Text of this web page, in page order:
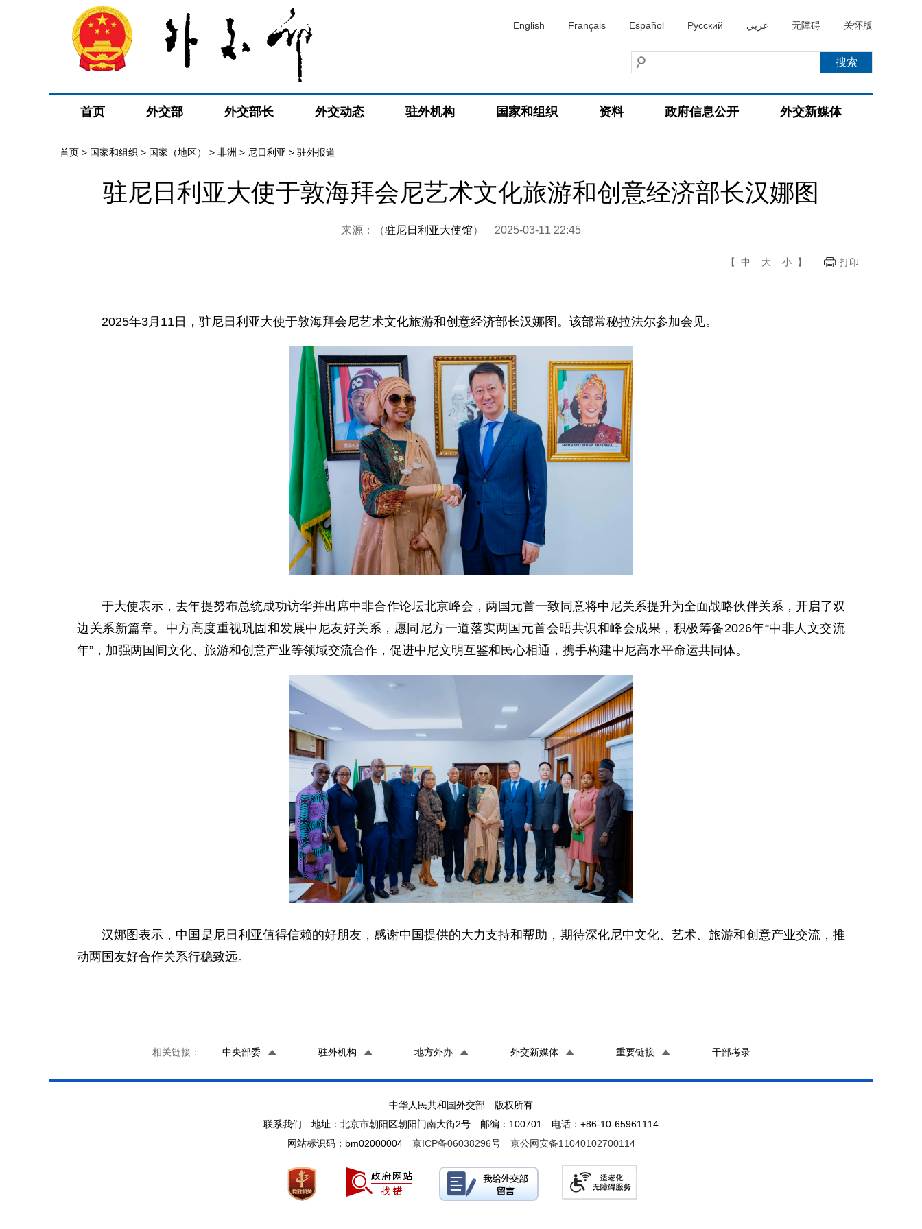
English Français Español Русский عربي 无障碍 关怀版
首页 外交部 外交部长 外交动态 驻外机构 国家和组织 资料 政府信息公开 外交新媒体
首页 > 国家和组织 > 国家（地区） > 非洲 > 尼日利亚 > 驻外报道
驻尼日利亚大使于敦海拜会尼艺术文化旅游和创意经济部长汉娜图
来源：（驻尼日利亚大使馆） 2025-03-11 22:45
【 中 大 小 】 打印
2025年3月11日，驻尼日利亚大使于敦海拜会尼艺术文化旅游和创意经济部长汉娜图。该部常秘拉法尔参加会见。
于大使表示，去年提努布总统成功访华并出席中非合作论坛北京峰会，两国元首一致同意将中尼关系提升为全面战略伙伴关系，开启了双
边关系新篇章。中方高度重视巩固和发展中尼友好关系，愿同尼方一道落实两国元首会晤共识和峰会成果，积极筹备2026年“中非人文交流
年”，加强两国间文化、旅游和创意产业等领域交流合作，促进中尼文明互鉴和民心相通，携手构建中尼高水平命运共同体。
汉娜图表示，中国是尼日利亚值得信赖的好朋友，感谢中国提供的大力支持和帮助，期待深化尼中文化、艺术、旅游和创意产业交流，推
动两国友好合作关系行稳致远。
相关链接： 中央部委 驻外机构 地方外办 外交新媒体 重要链接 干部考录
中华人民共和国外交部 版权所有
联系我们 地址：北京市朝阳区朝阳门南大街2号 邮编：100701 电话：+86-10-65961114
网站标识码：bm02000004 京ICP备06038296号 京公网安备11040102700114